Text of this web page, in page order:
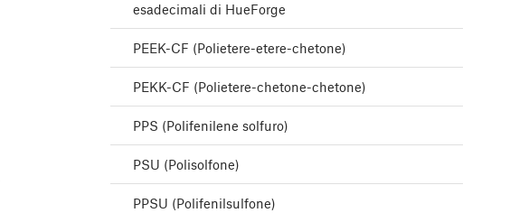
esadecimali di HueForge
PEEK-CF (Polietere-etere-chetone)
PEKK-CF (Polietere-chetone-chetone)
PPS (Polifenilene solfuro)
PSU (Polisolfone)
PPSU (Polifenilsulfone)